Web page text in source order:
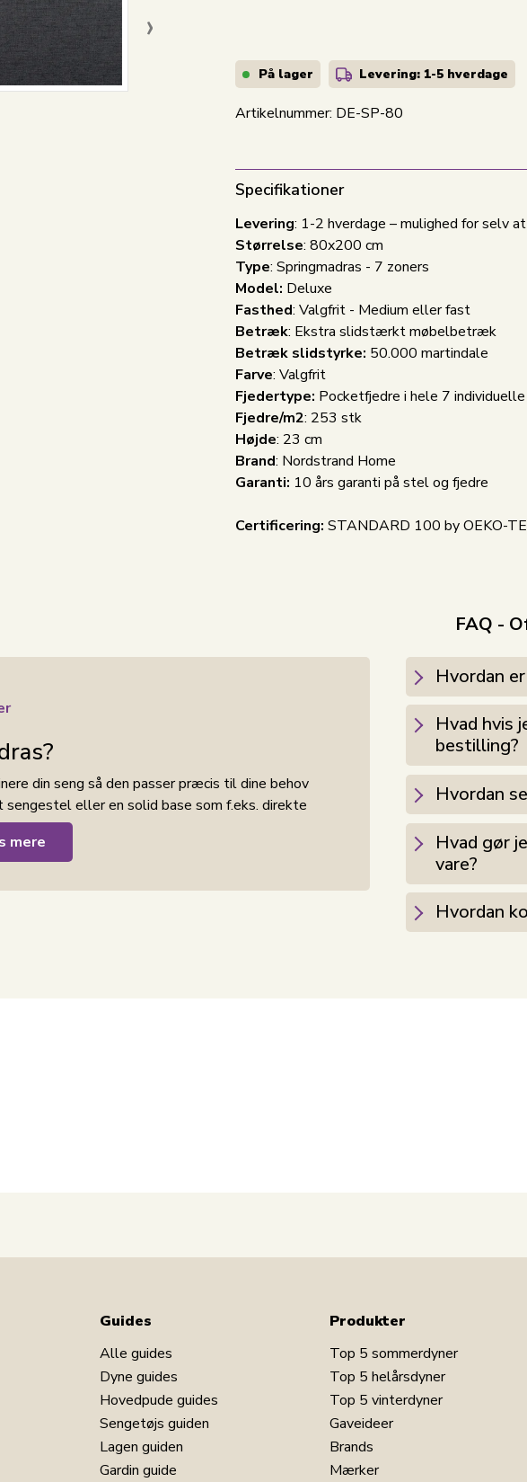
›
På lager Levering: 1-5 hverdage
Artikelnummer: DE-SP-80
Specifikationer
Levering: 1-2 hverdage – mulighed for selv
Størrelse: 80x200 cm
Type: Springmadras - 7 zoners
Model: Deluxe
Fasthed:Valgfrit - Medium eller fast
Betræk: Ekstra slidstærkt møbelbetræk
Betræk slidstyrke: 50.000 martindale
Farve:Valgfrit
Fjedertype: Pocketfjedre i hele 7
Fjedre/m2: 253 stk
Højde: 23 cm
Brand: Nordstrand Home
Garanti: 10 års garanti på stel og fjedre
Certificering: STANDARD 100 by OEKO-
din seng så den passer præcis til dine behov
sengestel eller en solid base som f.eks. direkte
en boxmadras, op på det måde opnår en
ergonomisk seng.
det være oplagt for dig at investere i en
mere
FAQ -
Hvordan
Hvad hvis
bestilling?
Hvordan
Hvad gør
vare?
Hvordan
Guides
Alle guides
Dyne guides
Hovedpude guides
Sengetøjs guiden
Lagen guiden
Gardin guide
Produkter
Top 5 sommerdyner
Top 5 helårsdyner
Top 5 vinterdyner
Gaveideer
Brands
Mærker